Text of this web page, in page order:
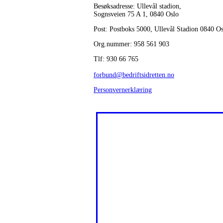
Besøksadresse: Ullevål stadion,
Sognsveien 75 A 1, 0840 Oslo
Post: Postboks 5000, Ullevål Stadion 0840
Org.nummer: 958 561 903
Tlf: 930 66 765
forbund@bedriftsidretten.no
Personvernerklæring